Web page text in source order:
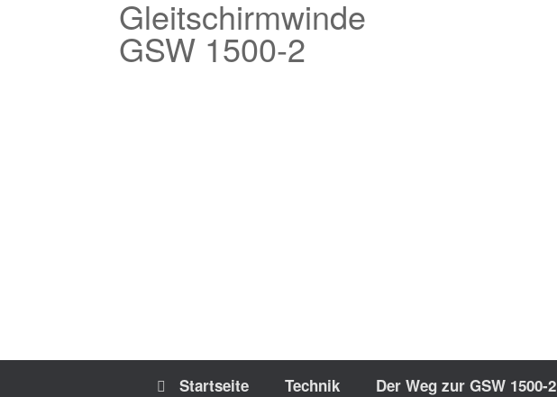
Gleitschirmwinde
GSW 1500-2
Startseite Technik Der Weg zur GSW 1500-2